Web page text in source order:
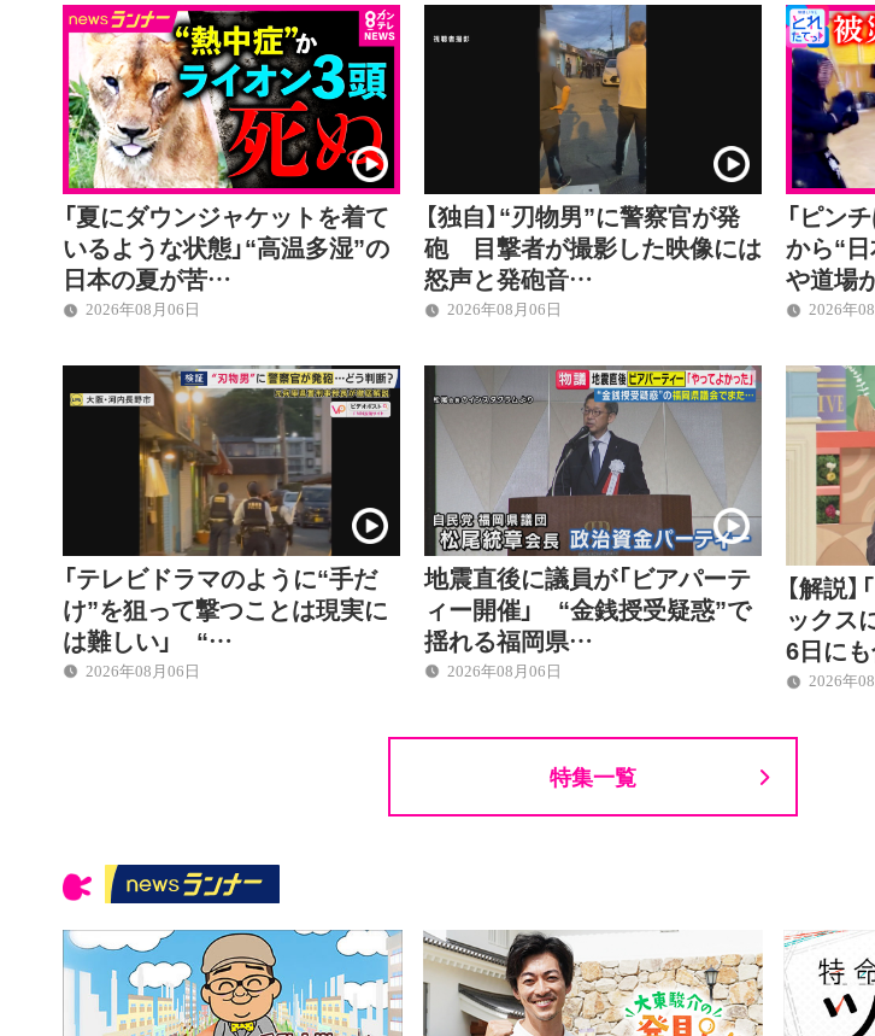
「夏にダウンジャケットを着て
いるような状態」“高温多湿”の
日本の夏が苦…
2026年08月06日
【独自】“刃物男”に警察官が発
砲 目撃者が撮影した映像には
怒声と発砲音…
2026年08月06日
「ピン
から“
や道場
2026年
「テレビドラマのように“手だ
け”を狙って撃つことは現実に
は難しい」 “…
2026年08月06日
地震直後に議員が「ビアパーテ
ィー開催」 “金銭授受疑惑”で
揺れる福岡県…
2026年08月06日
【解説
ックス
6日に
2026年
特集一覧